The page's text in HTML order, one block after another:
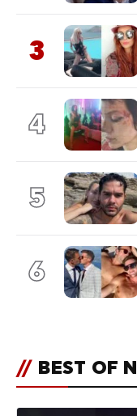
3
4
5
6
// BEST OF